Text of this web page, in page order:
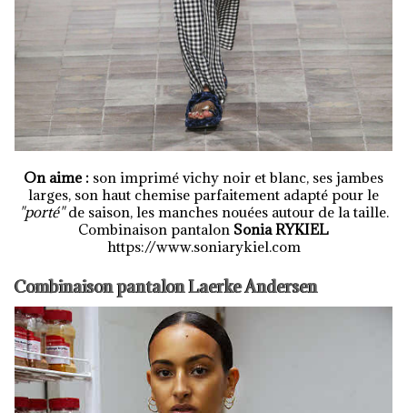
On aime : son imprimé vichy noir et blanc, ses jambes
larges, son haut chemise parfaitement adapté pour le
"porté"de saison, les manches nouées autour de la taille.
Combinaison pantalon Sonia RYKIEL
https://www.soniarykiel.com
Combinaison pantalon Laerke Andersen